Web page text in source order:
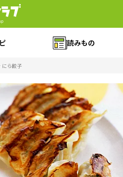
読みもの
にら餃子